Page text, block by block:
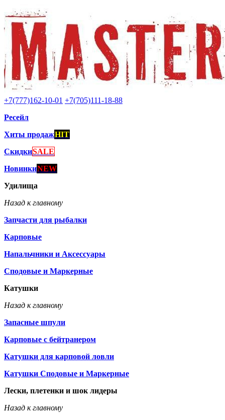
+7(777)162-10-01 +7(705)111-18-88
Ресейл
Хиты продажHIT
СкидкиSALE
НовинкиNEW
Удилища
Назад к главному
Запчасти для рыбалки
Карповые
Напальчники и Аксессуары
Сподовые и Маркерные
Катушки
Назад к главному
Запасные шпули
Карповые с бейтранером
Катушки для карповой ловли
Катушки Сподовые и Маркерные
Лески, плетенки и шок лидеры
Назад к главному